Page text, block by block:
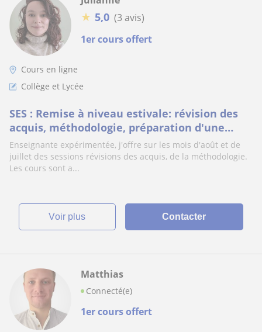
1er cours offert
★ 5,0 (3 avis)
Cours en ligne
Collège et Lycée
SES : Remise à niveau estivale: révision des
acquis, méthodologie, préparation d'une
rentrée sereine
Enseignante expérimentée, j'offre sur les mois d'août et de
juillet des sessions révisions des acquis, de la méthodologie.
Les cours sont a...
voir plus Contacter
1er cours offert
Matthias
Connecté(e)